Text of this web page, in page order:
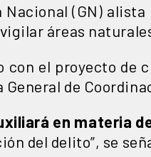
Nacional (GN) alista
áreas
con el proyecto de
de
en materia
del delito”, se